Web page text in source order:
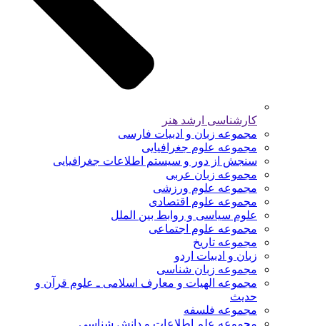
کارشناسی ارشد هنر
مجموعه زبان و ادبیات فارسی
مجموعه علوم جغرافیایی
سنجش از دور و سیستم اطلاعات جغرافیایی
مجموعه زبان عربی
مجموعه علوم ورزشی
مجموعه علوم اقتصادی
علوم سیاسی و روابط بین الملل
مجموعه علوم اجتماعی
مجموعه تاریخ
زبان و ادبیات اردو
مجموعه زبان شناسی
مجموعه الهیات و معارف اسلامی ـ علوم قرآن و
حدیث
مجموعه فلسفه